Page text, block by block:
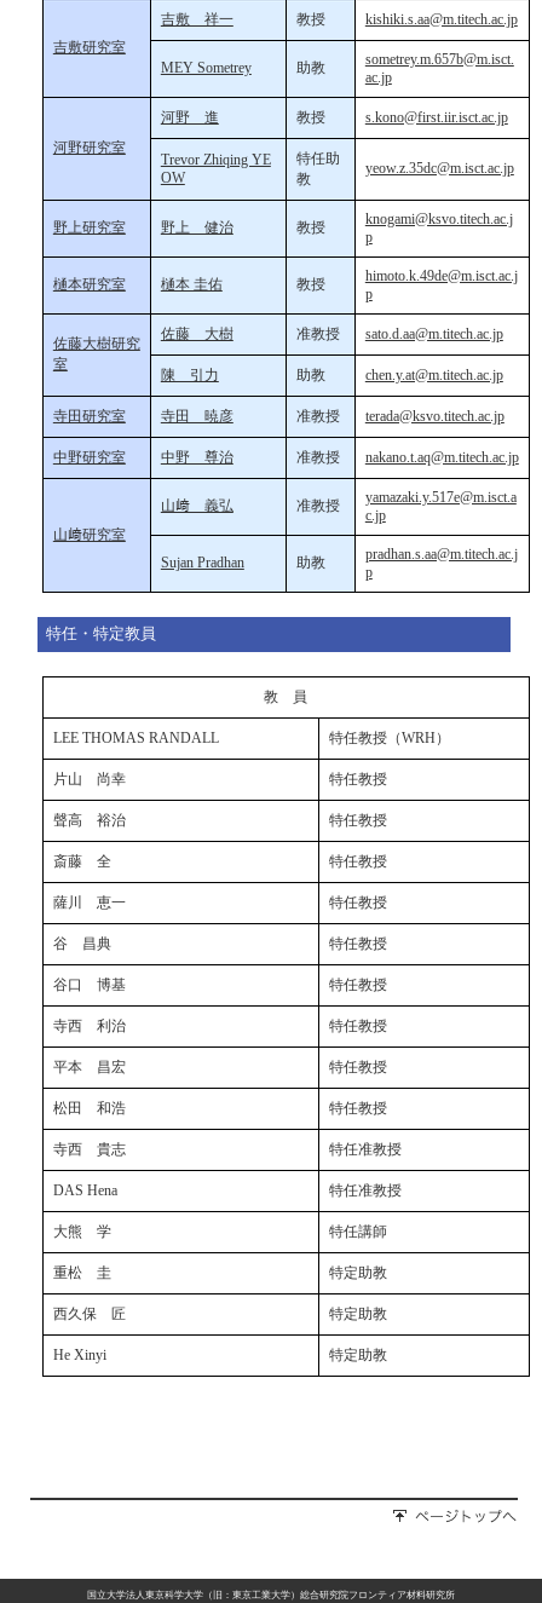
吉敷研究室
吉敷 祥一 教授 kishiki.s.aa@m.titech.ac.jp
MEY Sometrey 助教
sometrey.m.657b@m.isct.
ac.jp
河野研究室
河野 進 教授 s.kono@first.iir.isct.ac.jp
Trevor Zhiqing YE
OW
特任助
教
yeow.z.35dc@m.isct.ac.jp
野上研究室 野上 健治 教授
knogami@ksvo.titech.ac.j
p
樋本研究室 樋本 圭佑 教授
himoto.k.49de@m.isct.ac.j
p
佐藤大樹研究
室
佐藤 大樹 准教授 sato.d.aa@m.titech.ac.jp
陳 引力 助教 chen.y.at@m.titech.ac.jp
寺田研究室 寺田 暁彦 准教授 terada@ksvo.titech.ac.jp
中野研究室 中野 尊治 准教授 nakano.t.aq@m.titech.ac.jp
山﨑研究室
山﨑 義弘 准教授
yamazaki.y.517e@m.isct.a
c.jp
Sujan Pradhan 助教
pradhan.s.aa@m.titech.ac.j
p
特任・特定教員
教 員
LEE THOMAS RANDALL 特任教授（WRH）
片山 尚幸 特任教授
聲高 裕治 特任教授
斎藤 全 特任教授
薩川 恵一 特任教授
谷 昌典 特任教授
谷口 博基 特任教授
寺西 利治 特任教授
平本 昌宏 特任教授
松田 和浩 特任教授
寺西 貴志 特任准教授
DAS Hena 特任准教授
大熊 学 特任講師
重松 圭 特定助教
西久保 匠 特定助教
He Xinyi 特定助教
国立大学法人東京科学大学（旧：東京工業大学）総合研究院フロンティア材料研究所